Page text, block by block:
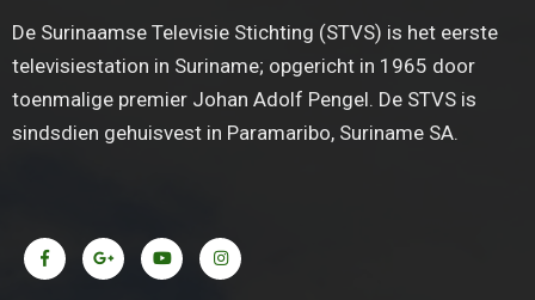
De Surinaamse Televisie Stichting (STVS) is het eerste
televisiestation in Suriname; opgericht in 1965 door
toenmalige premier Johan Adolf Pengel. De STVS is
sindsdien gehuisvest in Paramaribo, Suriname SA.